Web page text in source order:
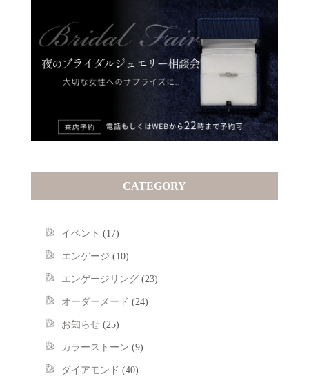
CATEGORY
イベント (17)
エンゲージ (10)
エンゲージリング(23)
オーダーメード (24)
お知らせ(25)
カラーストーン (9)
ダイアモンド (40)